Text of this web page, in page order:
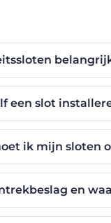
een slot
ik mijn sloten
en